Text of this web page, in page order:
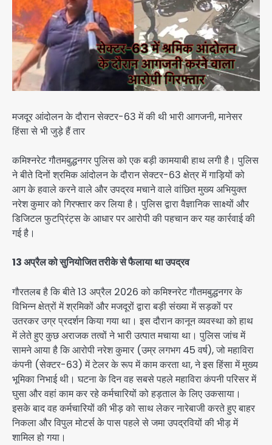
मजदूर आंदोलन के दौरान सेक्टर-63 में की थी भारी आगजनी, मानेसर
हिंसा से भी जुड़े हैं तार
कमिश्नरेट गौतमबुद्धनगर पुलिस को एक बड़ी कामयाबी हाथ लगी है। पुलिस
ने बीते दिनों श्रमिक आंदोलन के दौरान सेक्टर-63 क्षेत्र में गाड़ियों को
आग के हवाले करने वाले और उपद्रव मचाने वाले वांछित मुख्य अभियुक्त
नरेश कुमार को गिरफ्तार कर लिया है। पुलिस द्वारा वैज्ञानिक साक्ष्यों और
डिजिटल फुटप्रिंट्स के आधार पर आरोपी की पहचान कर यह कार्रवाई की
गई है।
13 अप्रैल को सुनियोजित तरीके से फैलाया था उपद्रव
गौरतलब है कि बीते 13 अप्रैल 2026 को कमिश्नरेट गौतमबुद्धनगर के
विभिन्न क्षेत्रों में श्रमिकों और मजदूरों द्वारा बड़ी संख्या में सड़कों पर
उतरकर उग्र प्रदर्शन किया गया था। इस दौरान कानून व्यवस्था को हाथ
में लेते हुए कुछ अराजक तत्वों ने भारी उत्पात मचाया था। पुलिस जांच में
सामने आया है कि आरोपी नरेश कुमार (उम्र लगभग 45 वर्ष), जो महाविरा
कंपनी (सेक्टर-63) में टेलर के रूप में काम करता था, ने इस हिंसा में मुख्य
भूमिका निभाई थी। घटना के दिन वह सबसे पहले महाविरा कंपनी परिसर में
घुसा और वहां काम कर रहे कर्मचारियों को हड़ताल के लिए उकसाया।
इसके बाद वह कर्मचारियों की भीड़ को साथ लेकर नारेबाजी करते हुए बाहर
निकला और विपुल मोटर्स के पास पहले से जमा उपद्रवियों की भीड़ में
शामिल हो गया।